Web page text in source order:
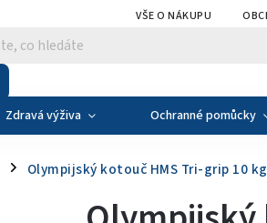
VŠE O NÁKUPU
Zdravá výživa Ochranné pomůcky
/ Olympijský kotouč HMS Tri-grip 10 kg